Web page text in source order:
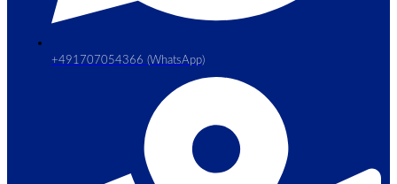
+491707054366 (WhatsApp)